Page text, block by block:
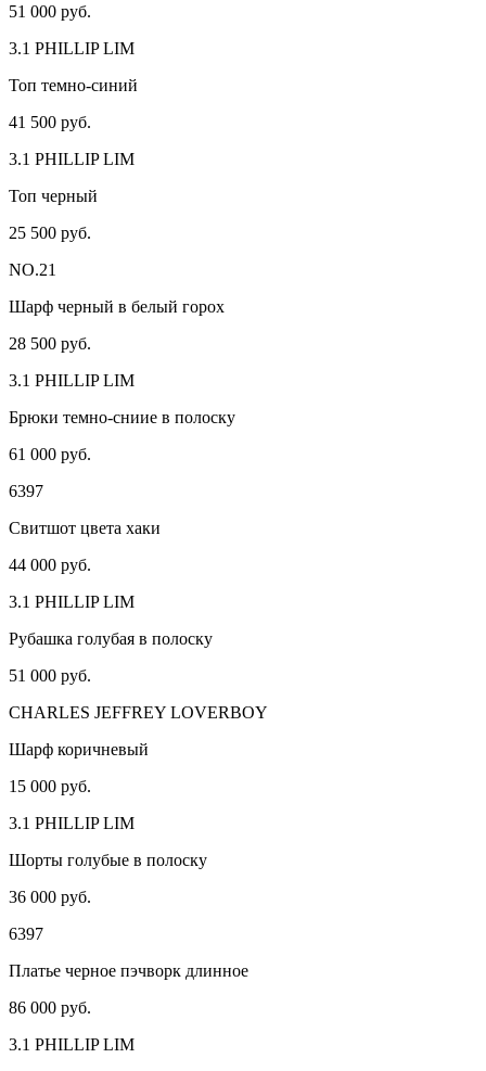
51 000 руб.
3.1 PHILLIP LIM
Топ темно-синий
41 500 руб.
3.1 PHILLIP LIM
Топ черный
25 500 руб.
NO.21
Шарф черный в белый горох
28 500 руб.
3.1 PHILLIP LIM
Брюки темно-сниие в полоску
61 000 руб.
6397
Свитшот цвета хаки
44 000 руб.
3.1 PHILLIP LIM
Рубашка голубая в полоску
51 000 руб.
CHARLES JEFFREY LOVERBOY
Шарф коричневый
15 000 руб.
3.1 PHILLIP LIM
Шорты голубые в полоску
36 000 руб.
6397
Платье черное пэчворк длинное
86 000 руб.
3.1 PHILLIP LIM